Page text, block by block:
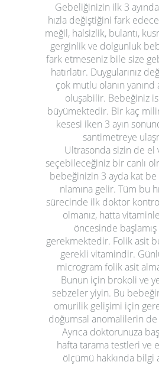
Gebeliğinizin ilk 3
hızla değiştiğini fark
meğil, halsizlik, bulantı,
gerginlik ve dolgunluk
fark etmeseniz bile size
hatırlatır. Duygularınız
çok mutlu olanın
oluşabilir. Bebeğiniz
büyümektedir. Bir kaç
kesesi iken 3 ayın
santimetreye
Ultrasonda sizin de el
seçebileceğiniz bir canlı
bebeğinizin 3 ayda kat
nlamına gelir. Tüm bu
sürecinde ilk doktor
olmanız, hatta
öncesinde başlamış
gerekmektedir. Folik asit
gerekli vitamindir.
microgram folik asit
Bunun için brokoli ve
sebzeler yiyin. Bu
omurilik gelişimi için
doğumsal anomalilerin de
Ayrıca doktorunuza
hafta tarama testleri ve
ölçümü hakkında bilgi